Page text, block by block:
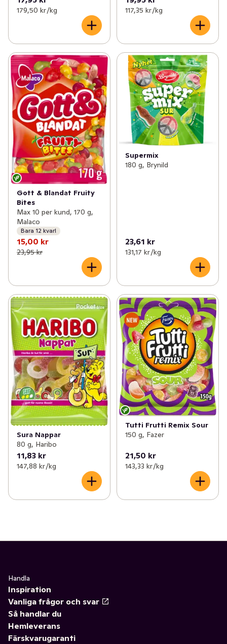
179,50 kr /kg 117,35 kr /kg
Gott & Blandat Fruity
Bites
Max 10 per kund, 170 g,
Malaco
Bara 12 kvar!
15,00 kr
23,95 kr
Supermix
180 g, Brynild
23,61 kr
131,17 kr /kg
Sura Nappar
80 g, Haribo
11,83 kr
147,88 kr /kg
Tutti Frutti Remix Sour
150 g, Fazer
21,50 kr
143,33 kr /kg
Handla
Inspiration
Vanliga frågor och svar
Så handlar du
Hemleverans
Färskvarugaranti